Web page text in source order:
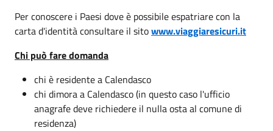
Per conoscere i Paesi dove è possibile espatriare con la
carta d'identità consultare il sitowww.viaggiaresicuri.it
Chi può fare domanda
chi è residente a Calendasco
chi dimora a Calendasco (in questo caso l'ufficio
anagrafe deve richiedere il nulla osta al comune di
residenza)